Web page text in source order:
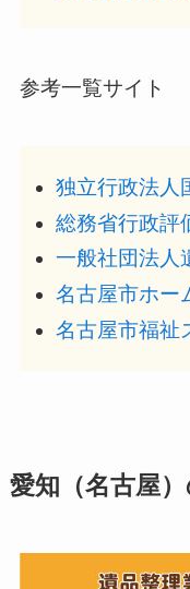
参考一覧サイト
独立行政法人
総務省行政評
一般社団法人
名古屋市ホー
名古屋市福祉
愛知（名古屋